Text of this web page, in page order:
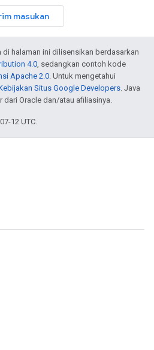
masukan
halaman ini dilisensikan berdasarkan
4.0, sedangkan contoh kode
Apache 2.0. Untuk mengetahui
Situs Google Developers. Java
Oracle dan/atau afiliasinya.
12 UTC.